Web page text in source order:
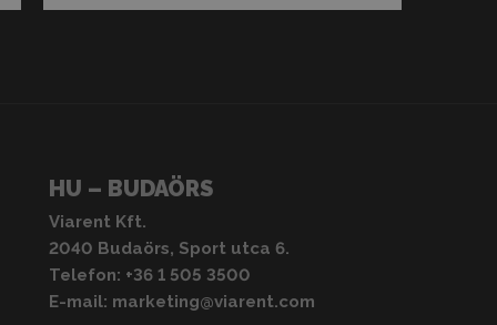
HU – BUDAÖRS
Viarent Kft.
2040 Budaörs, Sport utca 6.
Telefon: +36 1 505 3500
E-mail: marketing@viarent.com